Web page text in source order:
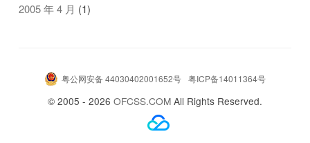
2005 年 4 月 (1)
粤公网安备 44030402001652号 粤ICP备14011364号
© 2005 - 2026 OFCSS.COM All Rights Reserved.